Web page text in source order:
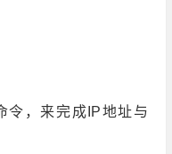
令，来完成IP地址与